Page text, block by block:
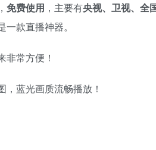
免费使用 ，主要有央视、卫视、全
款直播神器。
非常方便！
，蓝光画质流畅播放​！​